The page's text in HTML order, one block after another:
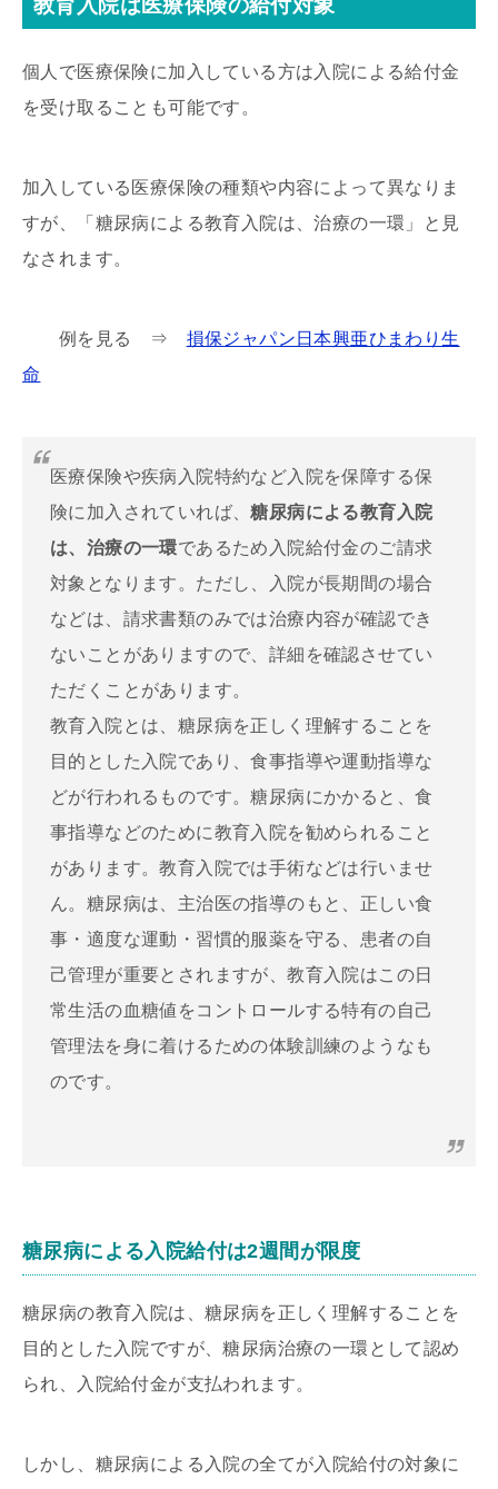
教育入院は医療保険の給付対象
個人で医療保険に加入している方は入院による給付金
を受け取ることも可能です。
加入している医療保険の種類や内容によって異なりま
すが、「糖尿病による教育入院は、治療の一環」と見
なされます。
例を見る ⇒ 損保ジャパン日本興亜ひまわり生
命
医療保険や疾病入院特約など入院を保障する保
険に加入されていれば、糖尿病による教育入院
は、治療の一環であるため入院給付金のご請求
対象となります。ただし、入院が長期間の場合
などは、請求書類のみでは治療内容が確認でき
ないことがありますので、詳細を確認させてい
ただくことがあります。
教育入院とは、糖尿病を正しく理解することを
目的とした入院であり、食事指導や運動指導な
どが行われるものです。糖尿病にかかると、食
事指導などのために教育入院を勧められること
があります。教育入院では手術などは行いませ
ん。糖尿病は、主治医の指導のもと、正しい食
事・適度な運動・習慣的服薬を守る、患者の自
己管理が重要とされますが、教育入院はこの日
常生活の血糖値をコントロールする特有の自己
管理法を身に着けるための体験訓練のようなも
のです。
糖尿病による入院給付は2週間が限度
糖尿病の教育入院は、糖尿病を正しく理解することを
目的とした入院ですが、糖尿病治療の一環として認め
られ、入院給付金が支払われます。
しかし、糖尿病による入院の全てが入院給付の対象に